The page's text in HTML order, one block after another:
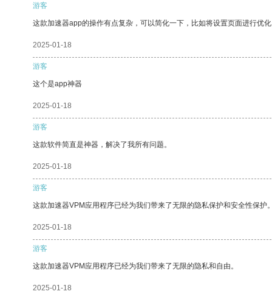
游客
这款加速器app的操作有点复杂，可以简化一下，比如将设置页面进行优
2025-01-18
游客
这个是app神器
2025-01-18
游客
这款软件简直是神器，解决了我所有问题。
2025-01-18
游客
这款加速器VPM应用程序已经为我们带来了无限的隐私保护和安全性保护
2025-01-18
游客
这款加速器VPM应用程序已经为我们带来了无限的隐私和自由。
2025-01-18